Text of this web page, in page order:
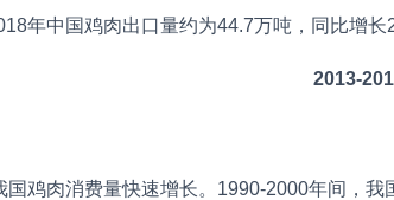
中国鸡肉出口量约为44.7万吨，同比增长
2013-
肉消费量快速增长。1990-2000年间，我